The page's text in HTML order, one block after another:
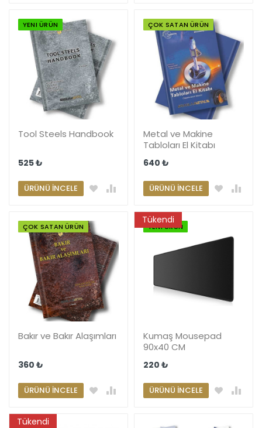
YENI ÜRÜN
Tool Steels Handbook
525 ₺
ÜRÜNÜ İNCELE
ÇOK SATAN ÜRÜN
Metal ve Makine
Tabloları El Kitabı
640 ₺
ÜRÜNÜ İNCELE
ÇOK SATAN ÜRÜN
Bakır ve Bakır Alaşımları
360 ₺
ÜRÜNÜ İNCELE
YENI ÜRÜN
Tükendi
Kumaş Mousepad
90x40 CM
220 ₺
ÜRÜNÜ İNCELE
Tükendi